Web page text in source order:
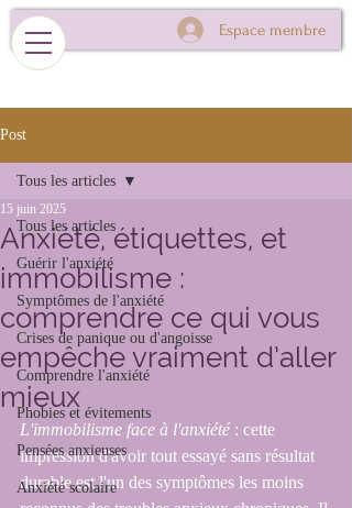
Espace membre
Post
Tous les articles
Guérir l'anxiété
Symptômes de l'anxiété
Crises de panique ou d'angoisse
Comprendre l'anxiété
Phobies et évitements
Pensées anxieuses
Anxiété scolaire
Tous les articles
Anxiété, étiquettes, et
immobilisme :
comprendre ce qui vous
empêche vraiment d’aller
mieux
15 juin 2025
L'immobilisme face à l'anxiété : cette
impression d'avoir tout essayé sans résultat
durable est l'un des symptômes les moins